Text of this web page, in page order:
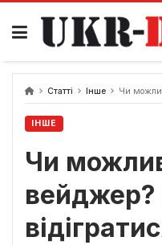
Перейти
вмісту
Статті Інше Чи можливо
ІНШЕ
Чи